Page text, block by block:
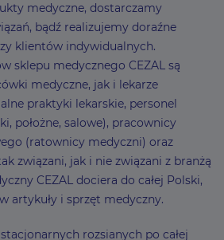
medyczne, dostarczamy
bądź realizujemy doraźne
klientów indywidualnych.
sklepu medycznego CEZAL są
medyczne, jak i lekarze
praktyki lekarskie, personel
położne, salowe), pracownicy
(ratownicy medyczni) oraz
związani, jak i nie związani z branżą
CEZAL dociera do całej Polski,
artykuły i sprzęt medyczny.
rozsianych po całej